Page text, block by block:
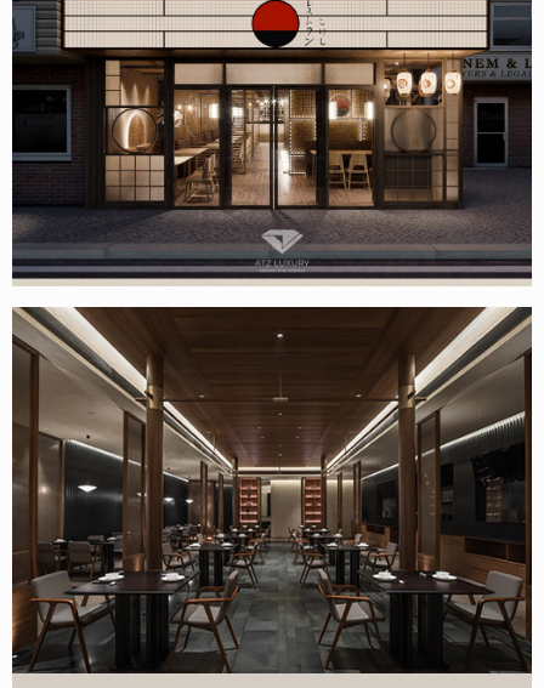
Thiết kế nhà hàng nhật bản Kokeshi đẹp
Thiết kế nội thất nhà hàng Jakeumseong tại Bắc Ninh